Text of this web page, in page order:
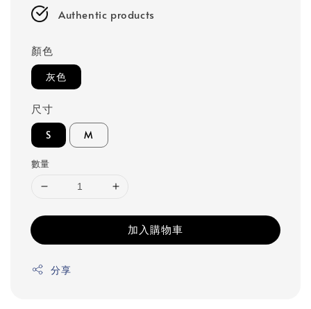
Authentic products
顏色
灰色
尺寸
S M
數量
加入購物車
分享